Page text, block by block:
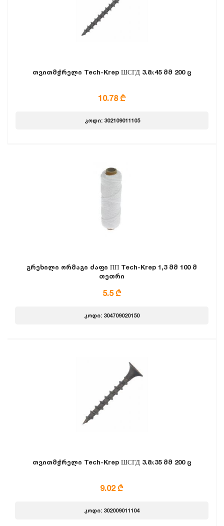
თვითმჭრელი Tech-Krep ШСГД 3.8х45 მმ 200 ც
10.78 ₾
კოდი: 302109011105
გრეხილი ორმაგი ძაფი ПП Tech-Krep 1,3 მმ 100 მ
თეთრი
5.5 ₾
კოდი: 304709020150
თვითმჭრელი Tech-Krep ШСГД 3.8х35 მმ 200 ც
9.02 ₾
კოდი: 302009011104